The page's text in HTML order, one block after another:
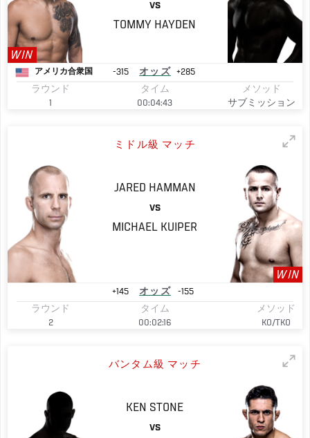
WIN
VS
TOMMY HAYDEN
アメリカ合衆国 -315 オッズ
+285
ラウンド
1
タイム
00:04:43
メソッド
サブミッション
ミドル級 マッチ
JARED HAMMAN
VS
MICHAEL KUIPER
WIN
+145 オッズ
-155
ラウンド
2
タイム
00:02:16
メソッド
KO/TKO
バンタム級 マッチ
KEN STONE
VS